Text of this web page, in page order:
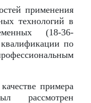
применения
технологий в
(18-36-
по
примера
рассмотрен